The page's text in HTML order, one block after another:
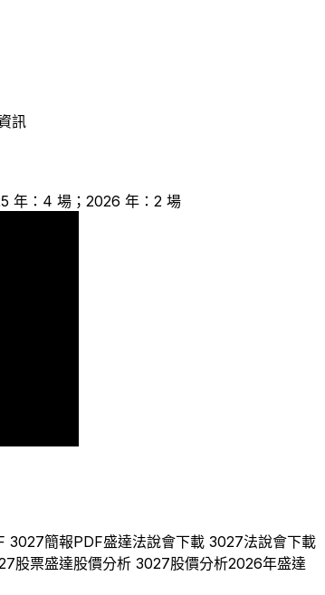
訊
年：4 場；2026 年：2 場
3027簡報PDF盛達法說會下載 3027法說會下載
股票盛達股價分析 3027股價分析2026年盛達